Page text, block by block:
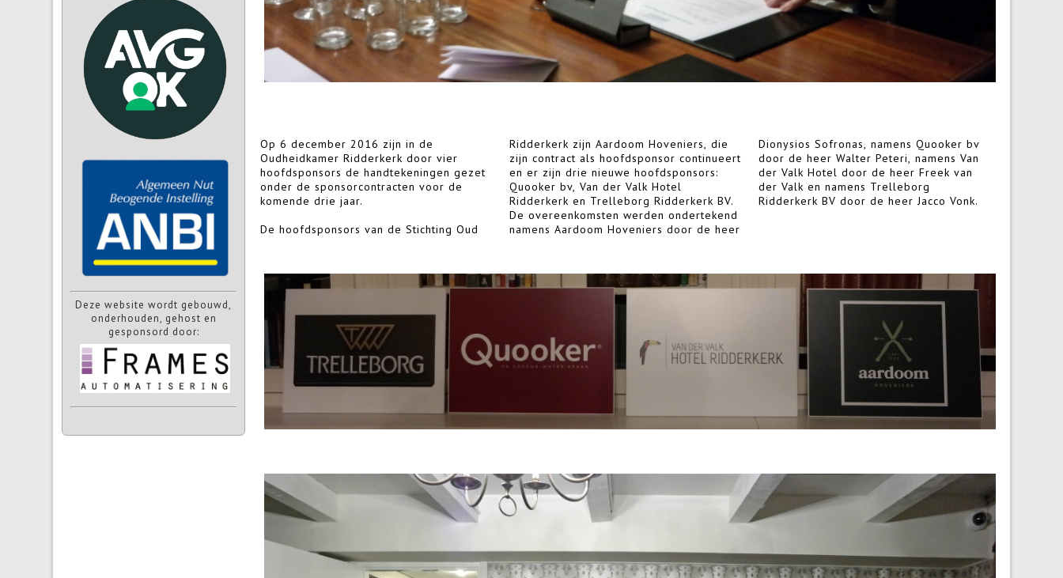
Deze website wordt gebouwd,
onderhouden, gehost en
gesponsord door:
Op 6 december 2016 zijn in de
Oudheidkamer Ridderkerk door vier
hoofdsponsors de handtekeningen gezet
onder de sponsorcontracten voor de
komende drie jaar.
De hoofdsponsors van de Stichting Oud
Ridderkerk zijn Aardoom Hoveniers, die
zijn contract als hoofdsponsor continueert
en er zijn drie nieuwe hoofdsponsors:
Quooker bv, Van der Valk Hotel
Ridderkerk en Trelleborg Ridderkerk BV.
De overeenkomsten werden ondertekend
namens Aardoom Hoveniers door de heer
Dionysios Sofronas, namens Quooker bv
door de heer Walter Peteri, namens Van
der Valk Hotel door de heer Freek van
der Valk en namens Trelleborg
Ridderkerk BV door de heer Jacco Vonk.